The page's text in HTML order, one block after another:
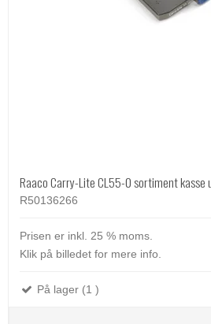
Raaco Carry-Lite CL55-0 sortiment kasse
R50136266
Prisen er inkl. 25 % moms.
Klik på billedet for mere info.
På lager (1 )